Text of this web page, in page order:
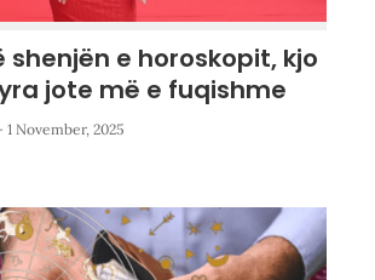
shenjën e horoskopit, kjo
jote më e fuqishme
1 November, 2025